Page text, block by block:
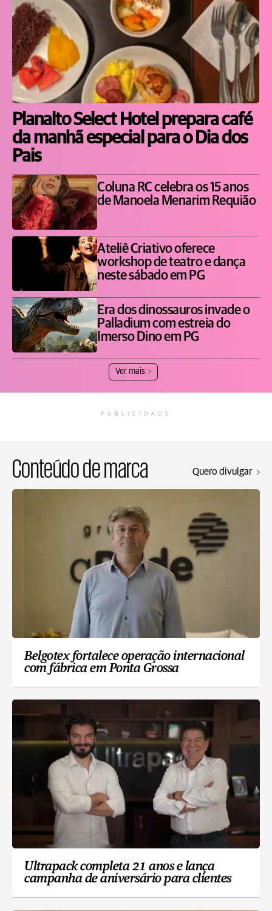
Planalto Select Hotel prepara café
da manhã especial para o Dia dos
Pais
Coluna RC celebra os 15 anos
de Manoela Menarim Requião
Ateliê Criativo oferece
workshop de teatro e dança
neste sábado em PG
Era dos dinossauros invade o
Palladium com estreia do
Imerso Dino em PG
Ver mais
PUBLICIDADE
Conteúdo de marca Quero divulgar
Belgotex fortalece operação internacional
com fábrica em Ponta Grossa
Ultrapack completa 21 anos e lança
campanha de aniversário para clientes